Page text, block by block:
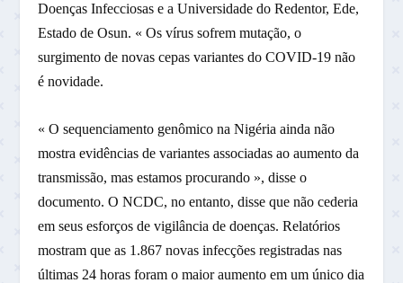
Doenças Infecciosas e a Universidade do Redentor, Ede,
Estado de Osun. « Os vírus sofrem mutação, o
surgimento de novas cepas variantes do COVID-19 não
é novidade.
« O sequenciamento genômico na Nigéria ainda não
mostra evidências de variantes associadas ao aumento da
transmissão, mas estamos procurando », disse o
documento. O NCDC, no entanto, disse que não cederia
em seus esforços de vigilância de doenças. Relatórios
mostram que as 1.867 novas infecções registradas nas
últimas 24 horas foram o maior aumento em um único dia